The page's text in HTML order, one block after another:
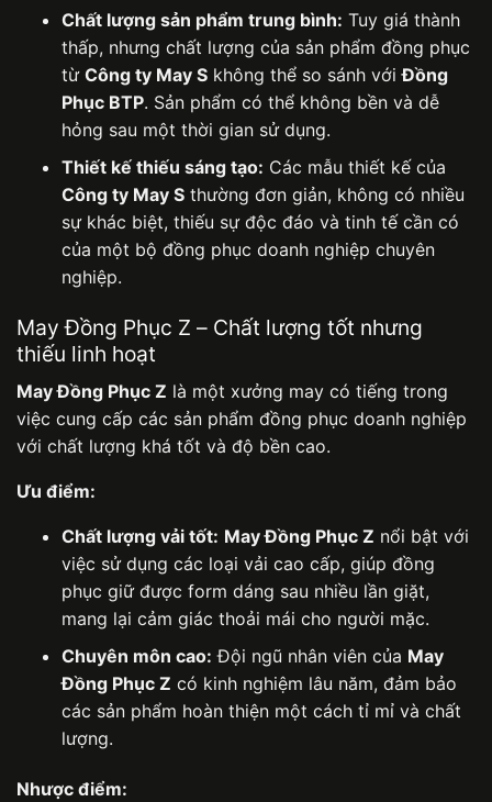
Chất lượng sản phẩm trung bình: Tuy giá thành
thấp, nhưng chất lượng của sản phẩm đồng phục
từ Công ty May Skhông thể so sánh vớiĐồng
Phục BTP. Sản phẩm có thể không bền và dễ
hỏng sau một thời gian sử dụng.
Thiết kế thiếu sáng tạo: Các mẫu thiết kế của
Công ty May Sthường đơn giản, không có nhiều
sự khác biệt, thiếu sự độc đáo và tinh tế cần có
của một bộ đồng phục doanh nghiệp chuyên
nghiệp.
May Đồng Phục Z – Chất lượng tốt nhưng
thiếu linh hoạt
May Đồng Phục Z là một xưởng may có tiếng trong
việc cung cấp các sản phẩm đồng phục doanh nghiệp
với chất lượng khá tốt và độ bền cao.
Ưu điểm:
Chất lượng vải tốt: May Đồng Phục Z nổi bật với
việc sử dụng các loại vải cao cấp, giúp đồng
phục giữ được form dáng sau nhiều lần giặt,
mang lại cảm giác thoải mái cho người mặc.
Chuyên môn cao: Đội ngũ nhân viên của May
Đồng Phục Z có kinh nghiệm lâu năm, đảm bảo
các sản phẩm hoàn thiện một cách tỉ mỉ và chất
lượng.
Nhược điểm: